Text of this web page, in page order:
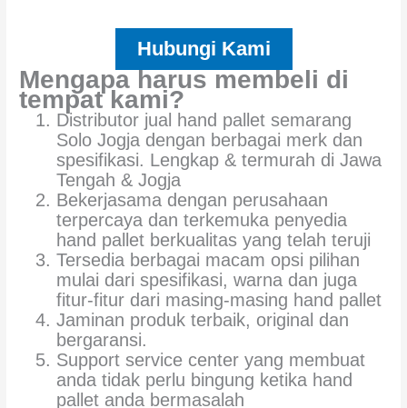
Hubungi Kami
Mengapa harus membeli di
tempat kami?
Distributor jual hand pallet semarang
Solo Jogja dengan berbagai merk dan
spesifikasi. Lengkap & termurah di Jawa
Tengah & Jogja
Bekerjasama dengan perusahaan
terpercaya dan terkemuka penyedia
hand pallet berkualitas yang telah teruji
Tersedia berbagai macam opsi pilihan
mulai dari spesifikasi, warna dan juga
fitur-fitur dari masing-masing hand pallet
Jaminan produk terbaik, original dan
bergaransi.
Support service center yang membuat
anda tidak perlu bingung ketika hand
pallet anda bermasalah